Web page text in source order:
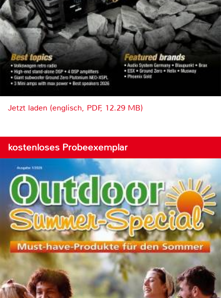
Jetzt laden (englisch, PDF, 12.29 MB)
kostenloses Probeexemplar